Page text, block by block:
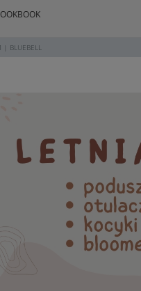
| BLUEBELL